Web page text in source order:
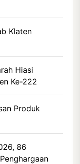
Klaten
Hiasi
Ke-222
Produk
86